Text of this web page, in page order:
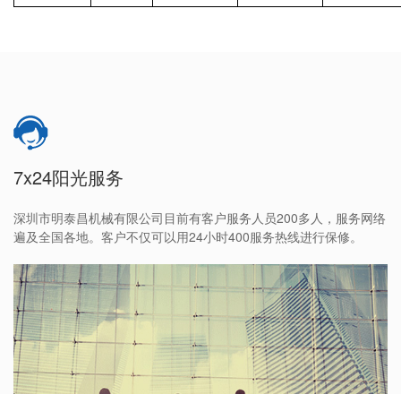
7x24阳光服务
深圳市明泰昌机械有限公司目前有客户服务人员200多人，服务网络
遍及全国各地。客户不仅可以用24小时400服务热线进行保修。